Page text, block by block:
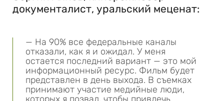
документалист, уральский меценат:
— На 90% все федеральные каналы
отказали, как я и ожидал. У меня
остается последний вариант — это мой
информационный ресурс. Фильм будет
представлен в день выхода. В съемках
принимают участие медийные люди,